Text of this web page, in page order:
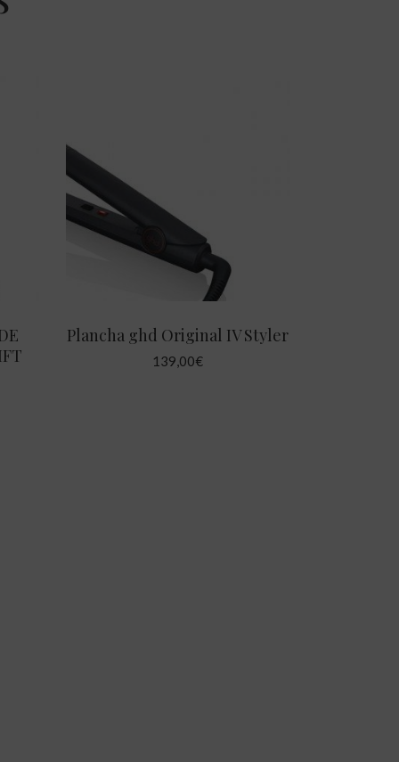
AÑADIR AL CARRITO
Plancha ghd Original IV Styler
139,00€